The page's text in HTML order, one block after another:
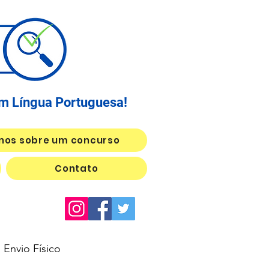
Língua Portuguesa!
sobre um concurso
Contato
Envio Físico